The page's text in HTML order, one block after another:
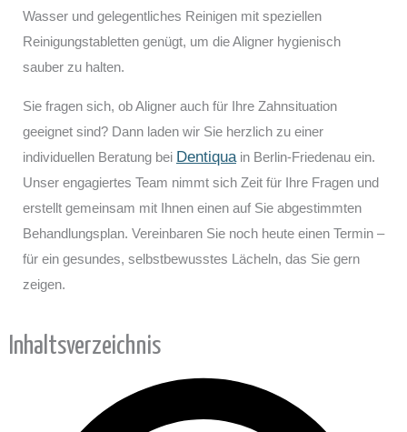
Inhaltsverzeichnis
Wasser und gelegentliches Reinigen mit speziellen
Reinigungstabletten genügt, um die Aligner hygienisch
sauber zu halten.
Sie fragen sich, ob Aligner auch für Ihre Zahnsituation
geeignet sind? Dann laden wir Sie herzlich zu einer
individuellen Beratung bei Dentiqua in Berlin-Friedenau ein.
Unser engagiertes Team nimmt sich Zeit für Ihre Fragen und
erstellt gemeinsam mit Ihnen einen auf Sie abgestimmten
Behandlungsplan. Vereinbaren Sie noch heute einen Termin –
für ein gesundes, selbstbewusstes Lächeln, das Sie gern
zeigen.